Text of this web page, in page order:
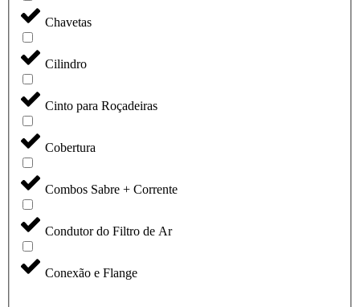
Chavetas
Cilindro
Cinto para Roçadeiras
Cobertura
Combos Sabre + Corrente
Condutor do Filtro de Ar
Conexão e Flange